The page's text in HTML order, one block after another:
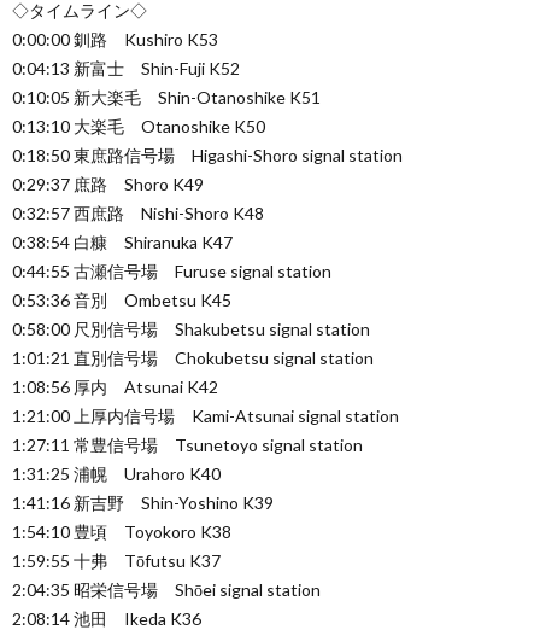
◇タイムライン◇
0:00:00 釧路 Kushiro K53
0:04:13 新富士 Shin-Fuji K52
0:10:05 新大楽毛 Shin-Otanoshike K51
0:13:10 大楽毛 Otanoshike K50
0:18:50 東庶路信号場 Higashi-Shoro signal station
0:29:37 庶路 Shoro K49
0:32:57 西庶路 Nishi-Shoro K48
0:38:54 白糠 Shiranuka K47
0:44:55 古瀬信号場 Furuse signal station
0:53:36 音別 Ombetsu K45
0:58:00 尺別信号場 Shakubetsu signal station
1:01:21 直別信号場 Chokubetsu signal station
1:08:56 厚内 Atsunai K42
1:21:00 上厚内信号場 Kami-Atsunai signal station
1:27:11 常豊信号場 Tsunetoyo signal station
1:31:25 浦幌 Urahoro K40
1:41:16 新吉野 Shin-Yoshino K39
1:54:10 豊頃 Toyokoro K38
1:59:55 十弗 Tōfutsu K37
2:04:35 昭栄信号場 Shōei signal station
2:08:14 池田 Ikeda K36